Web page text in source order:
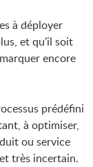
à déployer
et qu’il soit
encore
prédéfini
à optimiser,
ou service
très incertain.